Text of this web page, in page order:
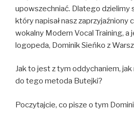
upowszechniać. Dlatego dzielimy
który napisał nasz
wokalny Modern Vocal Training, a
logopeda, Dominik Sieńko z
Jak to jest z tym oddychaniem,
do tego metoda Butejki?
Poczytajcie, co pisze o tym